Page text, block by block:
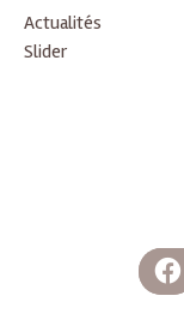
Actualités
Slider